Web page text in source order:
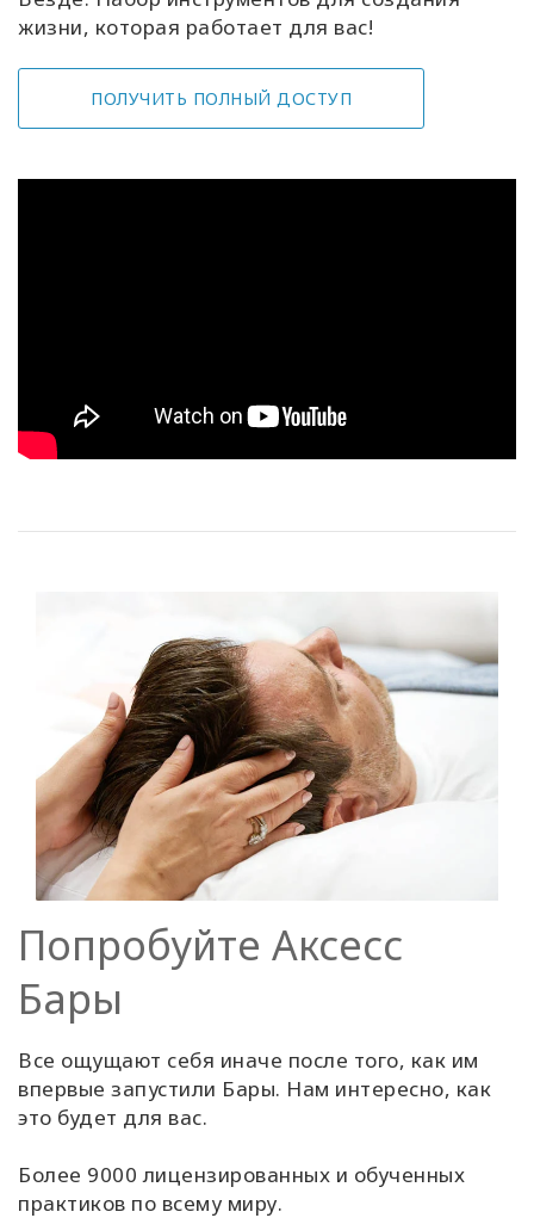
жизни, которая работает для вас!
ПОЛУЧИТЬ ПОЛНЫЙ ДОСТУП
Попробуйте Аксесс
Бары
Все ощущают себя иначе после того, как им
впервые запустили Бары. Нам интересно, как
это будет для вас.
Более 9000 лицензированных и обученных
практиков по всему миру.